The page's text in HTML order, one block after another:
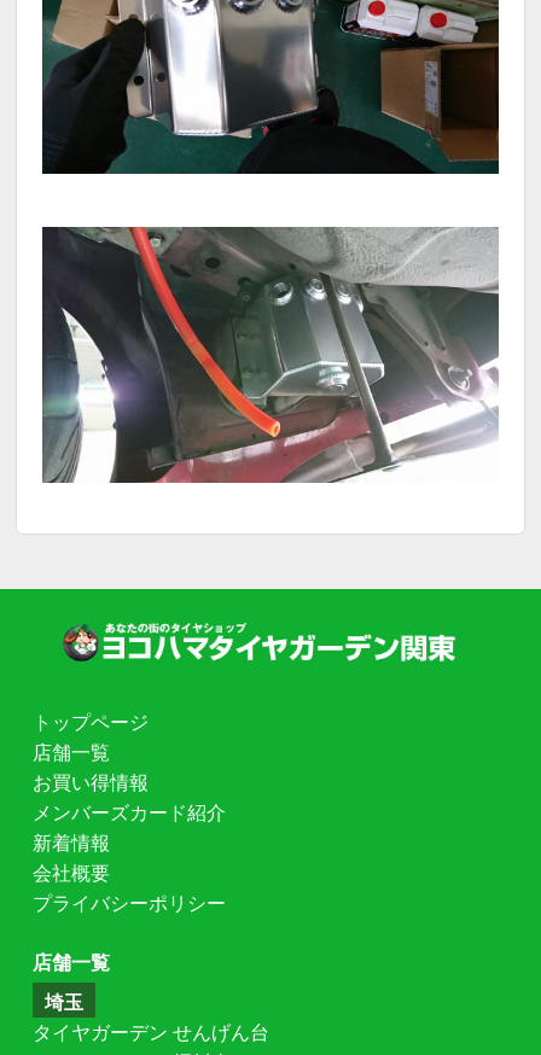
トップページ
店舗一覧
お買い得情報
メンバーズカード紹介
新着情報
会社概要
プライバシーポリシー
店舗一覧
埼玉
タイヤガーデン せんげん台